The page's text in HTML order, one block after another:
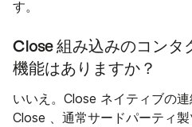
す。
Close 組み込みのコンタ
機能はありますか？
いいえ。Close ネイティブの
Close 、通常サードパーティ製